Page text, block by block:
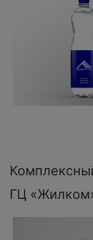
ГЦ